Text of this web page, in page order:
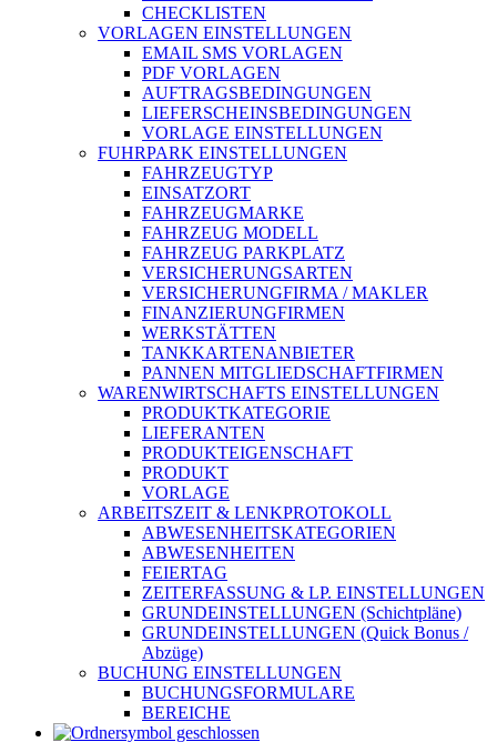
CHECKLISTEN
VORLAGEN EINSTELLUNGEN
EMAIL SMS VORLAGEN
PDF VORLAGEN
AUFTRAGSBEDINGUNGEN
LIEFERSCHEINSBEDINGUNGEN
VORLAGE EINSTELLUNGEN
FUHRPARK EINSTELLUNGEN
FAHRZEUGTYP
EINSATZORT
FAHRZEUGMARKE
FAHRZEUG MODELL
FAHRZEUG PARKPLATZ
VERSICHERUNGSARTEN
VERSICHERUNGFIRMA / MAKLER
FINANZIERUNGFIRMEN
WERKSTÄTTEN
TANKKARTENANBIETER
PANNEN MITGLIEDSCHAFTFIRMEN
WARENWIRTSCHAFTS EINSTELLUNGEN
PRODUKTKATEGORIE
LIEFERANTEN
PRODUKTEIGENSCHAFT
PRODUKT
VORLAGE
ARBEITSZEIT & LENKPROTOKOLL
ABWESENHEITSKATEGORIEN
ABWESENHEITEN
FEIERTAG
ZEITERFASSUNG & LP. EINSTELLUNGEN
GRUNDEINSTELLUNGEN (Schichtpläne)
GRUNDEINSTELLUNGEN (Quick Bonus /
Abzüge)
BUCHUNG EINSTELLUNGEN
BUCHUNGSFORMULARE
BEREICHE